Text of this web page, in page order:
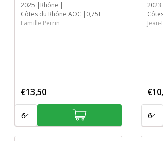
Jaar
2025
StreekRhône
Streek
Côtes du Rhône AOC
Inhoud
0,75L
Famille Perrin
€13,50
Jaar
2023